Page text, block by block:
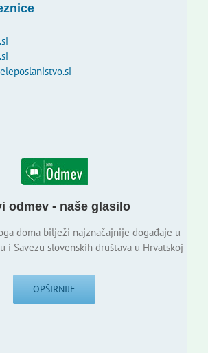
odmev - naše glasilo
doma bilježi najznačajnije događaje u
i Savezu slovenskih društava u Hrvatskoj
OPŠIRNIJE